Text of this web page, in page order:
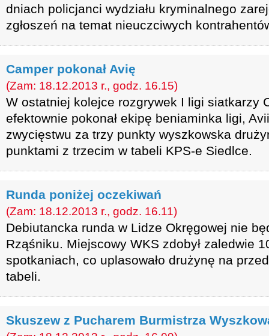
dniach policjanci wydziału kryminalnego
zgłoszeń na temat nieuczciwych
Camper pokonał Avię
(Zam: 18.12.2013 r., godz. 16.15)
W ostatniej kolejce rozgrywek I ligi siatkarzy
efektownie pokonał ekipę beniaminka ligi,
zwycięstwu za trzy punkty wyszkowska
punktami z trzecim w tabeli KPS-e Siedlce.
Runda poniżej oczekiwań
(Zam: 18.12.2013 r., godz. 16.11)
Debiutancka runda w Lidze Okręgowej nie
Rząśniku. Miejscowy WKS zdobył zaledwie
spotkaniach, co uplasowało drużynę na
tabeli.
Skuszew z Pucharem Burmistrza